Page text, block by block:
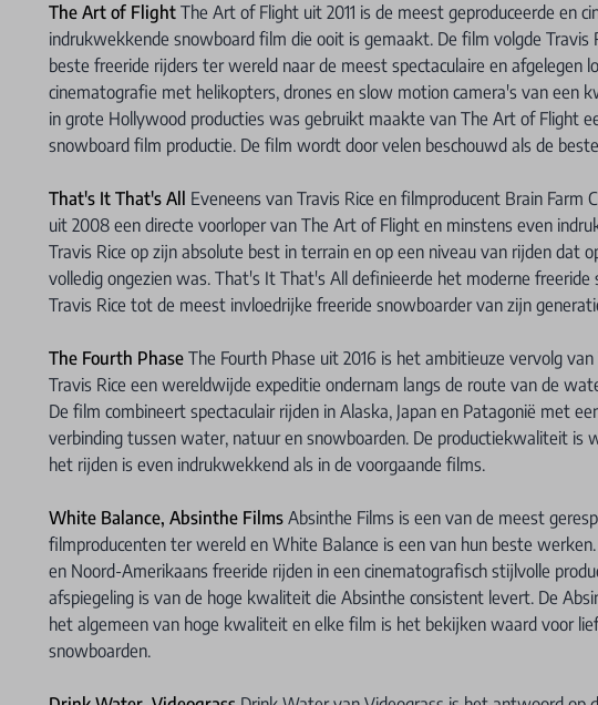
The Art of Flight The Art of Flight uit 2011 is de meest geproduceerde en
indrukwekkende snowboard film die ooit is gemaakt. De film volgde Travis
beste freeride rijders ter wereld naar de meest spectaculaire en afgelegen
cinematografie met helikopters, drones en slow motion camera's van een
in grote Hollywood producties was gebruikt maakte van The Art of Flight
snowboard film productie. De film wordt door velen beschouwd als de
That's It That's All
Eveneens van Travis Rice en filmproducent Brain Farm
uit 2008 een directe voorloper van The Art of Flight en minstens even
Travis Rice op zijn absolute best in terrain en op een niveau van rijden dat
volledig ongezien was. That's It That's All definieerde het moderne
Travis Rice tot de meest invloedrijke freeride snowboarder van zijn
The Fourth Phase The Fourth Phase uit 2016 is het ambitieuze vervolg
Travis Rice een wereldwijde expeditie ondernam langs de route van de
De film combineert spectaculair rijden in Alaska, Japan en Patagonië met
verbinding tussen water, natuur en snowboarden. De productiekwaliteit is
het rijden is even indrukwekkend als in de voorgaande films.
White Balance, Absinthe Films Absinthe Films is een van de meest
filmproducenten ter wereld en White Balance is een van hun beste
en Noord-Amerikaans freeride rijden in een cinematografisch stijlvolle
afspiegeling is van de hoge kwaliteit die Absinthe consistent levert. De
het algemeen van hoge kwaliteit en elke film is het bekijken waard voor
snowboarden.